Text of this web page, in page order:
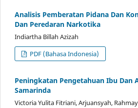
Analisis Pemberatan Pidana Dan
Dan Peredaran Narkotika
Indiartha Billah Azizah
PDF (Bahasa Indonesia)
Peningkatan Pengetahuan Ibu Dan
Samarinda
Victoria Yulita Fitriani, Arjuansyah,